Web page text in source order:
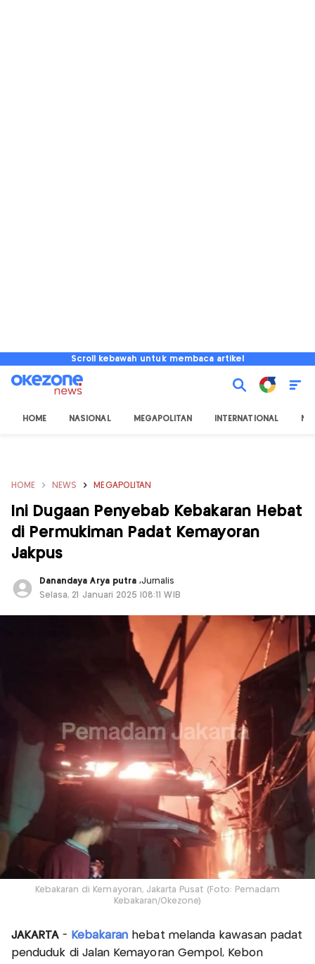
Scroll kebawah untuk membaca artikel
HOME NASIONAL MEGAPOLITAN INTERNATIONAL
HOME NEWS MEGAPOLITAN
Ini Dugaan Penyebab Kebakaran Hebat
di Permukiman Padat Kemayoran
Jakpus
Danandaya Arya putra,Jurnalis
Selasa, 21 Januari 2025 |08:11 WIB
Kebakaran di Kemayoran, Jakarta Pusat (Foto: Pemadam
Kebakaran/Okezone)
JAKARTA- Kebakaran hebat melanda kawasan padat
penduduk di Jalan Kemayoran Gempol, Kebon